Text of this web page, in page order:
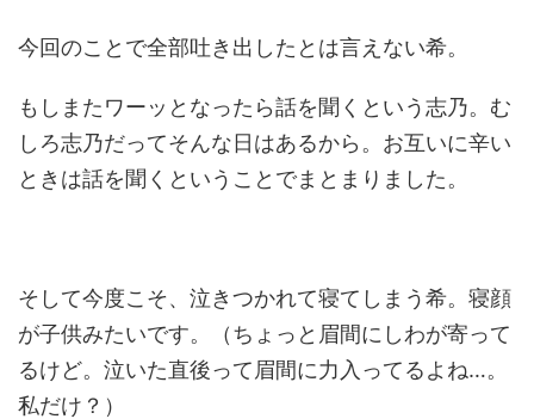
今回のことで全部吐き出したとは言えない希。
もしまたワーッとなったら話を聞くという志乃。む
しろ志乃だってそんな日はあるから。お互いに辛い
ときは話を聞くということでまとまりました。
そして今度こそ、泣きつかれて寝てしまう希。寝顔
が子供みたいです。（ちょっと眉間にしわが寄って
るけど。泣いた直後って眉間に力入ってるよね…。
私だけ？）